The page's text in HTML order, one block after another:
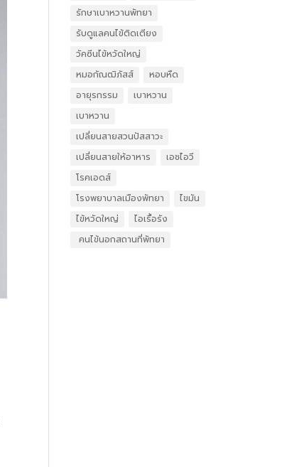
รักษาเบาหวานพัทยา
รับดูแลคนไข้ติดเตียง
วัคซีนไข้หวัดใหญ่
หมอกัณฒิภัสส์
หอบหืด
อายุรกรรม
เบาหวาน
เบาหวาน
เปลี่ยนสายสวนปัสสาวะ
เปลี่ยนสายให้อาหาร
เอชไอวี
โรคเอดส์
โรงพยาบาลเมืองพัทยา
ไขมัน
ไข้หวัดใหญ่
ไอเรื้อรัง
​ คนไข้นอกสถานที่พัทยา